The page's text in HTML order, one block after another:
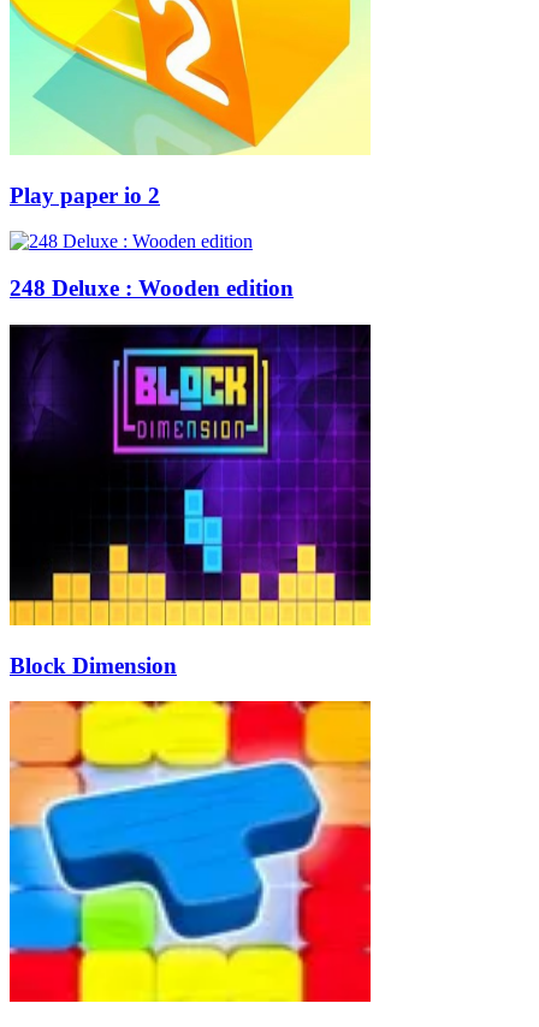
Play paper io 2
248 Deluxe : Wooden edition
Block Dimension